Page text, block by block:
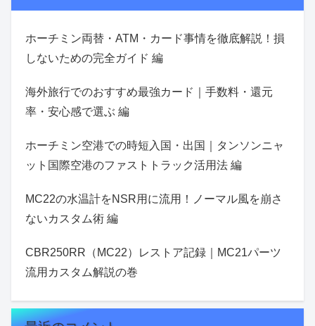
ホーチミン両替・ATM・カード事情を徹底解説！損
しないための完全ガイド 編
海外旅行でのおすすめ最強カード｜手数料・還元
率・安心感で選ぶ 編
ホーチミン空港での時短入国・出国｜タンソンニャ
ット国際空港のファストトラック活用法 編
MC22の水温計をNSR用に流用！ノーマル風を崩さ
ないカスタム術 編
CBR250RR（MC22）レストア記録｜MC21パーツ
流用カスタム解説の巻